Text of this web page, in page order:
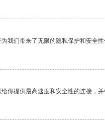
我们带来了无限的隐私保护和安全性
你提供最高速度和安全性的连接，并